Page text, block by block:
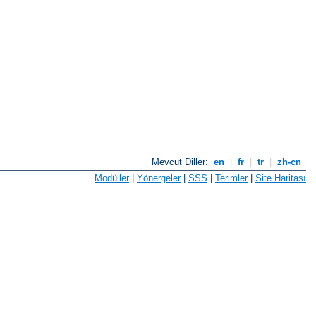
Mevcut Diller: en fr tr
zh-cn
Modüller| Yönergeler| SSS | Terimler| Site Haritası